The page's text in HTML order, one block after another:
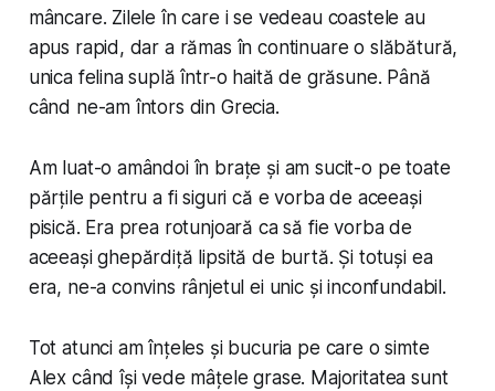
mâncare. Zilele în care i se vedeau coastele au
apus rapid, dar a rămas în continuare o slăbătură,
unica felina suplă într-o haită de grăsune. Până
când ne-am întors din Grecia.
Am luat-o amândoi în brațe și am sucit-o pe toate
părțile pentru a fi siguri că e vorba de aceeași
pisică. Era prea rotunjoară ca să fie vorba de
aceeași ghepărdiță lipsită de burtă. Și totuși ea
era, ne-a convins rânjetul ei unic și inconfundabil.
Tot atunci am înțeles și bucuria pe care o simte
Alex când își vede mâțele grase. Majoritatea sunt